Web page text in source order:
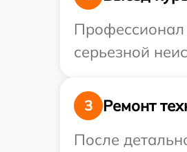
Профессионал
серьезной
3
Ремонт
После